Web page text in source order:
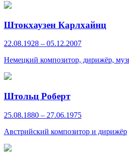
Штокхаузен Карлхайнц
22.08.1928 – 05.12.2007
Немецкий композитор, дирижёр,
Штольц Роберт
25.08.1880 – 27.06.1975
Австрийский композитор и дирижёр